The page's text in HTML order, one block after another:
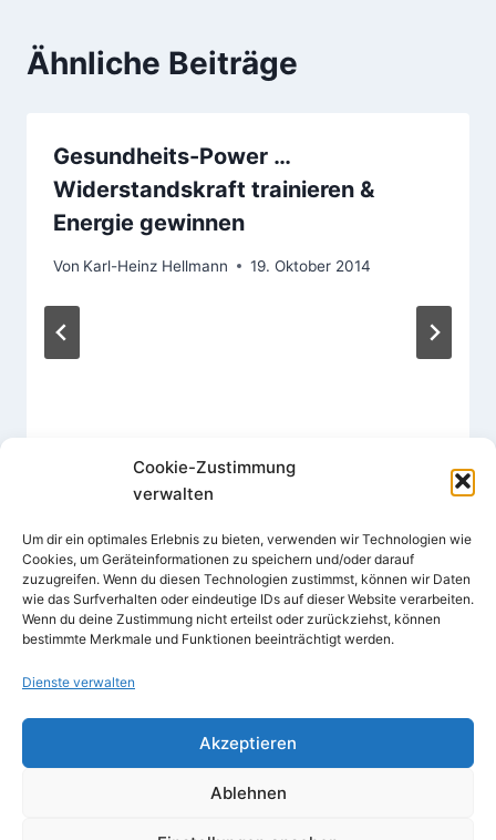
Cookie-Zustimmung
verwalten
Um dir ein optimales Erlebnis zu bieten, verwenden wir Technologien wie
Cookies, um Geräteinformationen zu speichern und/oder darauf
zuzugreifen. Wenn du diesen Technologien zustimmst, können wir Daten
wie das Surfverhalten oder eindeutige IDs auf dieser Website verarbeiten.
Wenn du deine Zustimmung nicht erteilst oder zurückziehst, können
bestimmte Merkmale und Funktionen beeinträchtigt werden.
Dienste verwalten
Akzeptieren
Ablehnen
Ähnliche Beiträge
Gesundheits-Power …
Widerstandskraft trainieren &
Energie gewinnen
Von Karl-Heinz Hellmann 19. Oktober 2014